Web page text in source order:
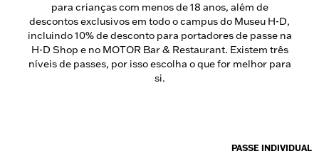
para crianças com menos de 18 anos, além de
descontos exclusivos em todo o campus do Museu H-D,
incluindo 10% de desconto para portadores de passe na
H-D Shop e no MOTOR Bar & Restaurant. Existem três
níveis de passes, por isso escolha o que for melhor para
si.
PASSE INDIVIDUAL